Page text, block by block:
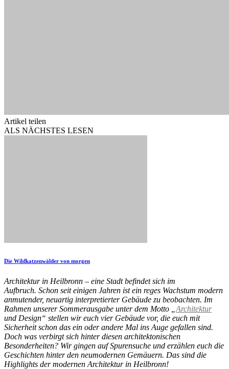
Artikel teilen
ALS NÄCHSTES LESEN
Die Wildkatzenwälder von morgen
Architektur in Heilbronn – eine Stadt befindet sich im
Aufbruch. Schon seit einigen Jahren ist ein reges Wachstum modern
anmutender, neuartig interpretierter Gebäude zu beobachten. Im
Rahmen unserer Sommerausgabe unter dem Motto „ Architektur
und Design“ stellen wir euch vier Gebäude vor, die euch mit
Sicherheit schon das ein oder andere Mal ins Auge gefallen sind.
Doch was verbirgt sich hinter diesen architektonischen
Besonderheiten? Wir gingen auf Spurensuche und erzählen euch die
Geschichten hinter den neumodernen Gemäuern. Das sind die
Highlights der modernen Architektur in Heilbronn!